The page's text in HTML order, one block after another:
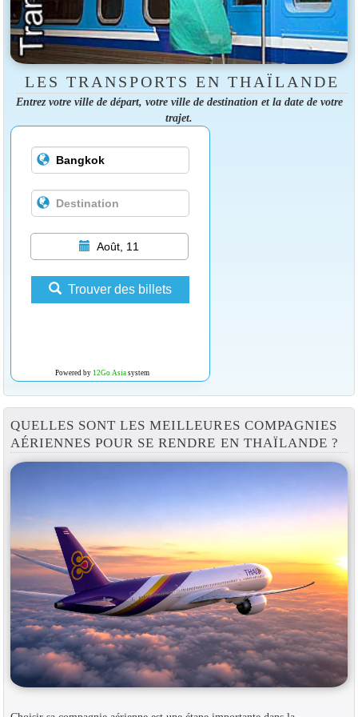
LES TRANSPORTS EN THAÏLANDE
Entrez votre ville de départ, votre ville de destination et la date de votre
trajet.
Août, 11
Trouver des billets
Powered by 12Go Asiasystem
QUELLES SONT LES MEILLEURES COMPAGNIES
AÉRIENNES POUR SE RENDRE EN THAÏLANDE ?